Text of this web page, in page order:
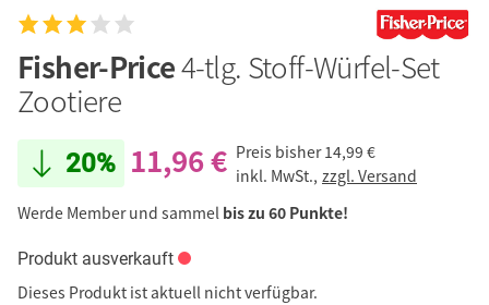
Fisher-Price4-tlg. Stoff-Würfel-Set
Zootiere
20% 11,96 € Preis bisher 14,99 €
inkl. MwSt., zzgl. Versand
Werde Member und sammel bis zu 60 Punkte!
Produkt ausverkauft
Dieses Produkt ist aktuell nicht verfügbar.